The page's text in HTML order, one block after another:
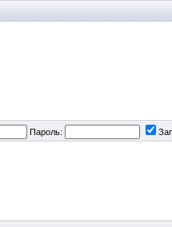
Пароль: